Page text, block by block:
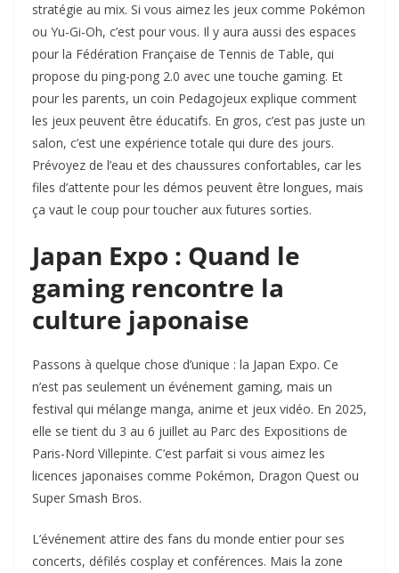
stratégie au mix. Si vous aimez les jeux comme Pokémon
ou Yu-Gi-Oh, c’est pour vous. Il y aura aussi des espaces
pour la Fédération Française de Tennis de Table, qui
propose du ping-pong 2.0 avec une touche gaming. Et
pour les parents, un coin Pedagojeux explique comment
les jeux peuvent être éducatifs. En gros, c’est pas juste un
salon, c’est une expérience totale qui dure des jours.
Prévoyez de l’eau et des chaussures confortables, car les
files d’attente pour les démos peuvent être longues, mais
ça vaut le coup pour toucher aux futures sorties.
Japan Expo : Quand le
gaming rencontre la
culture japonaise
Passons à quelque chose d’unique : la Japan Expo. Ce
n’est pas seulement un événement gaming, mais un
festival qui mélange manga, anime et jeux vidéo. En 2025,
elle se tient du 3 au 6 juillet au Parc des Expositions de
Paris-Nord Villepinte. C’est parfait si vous aimez les
licences japonaises comme Pokémon, Dragon Quest ou
Super Smash Bros.
L’événement attire des fans du monde entier pour ses
concerts, défilés cosplay et conférences. Mais la zone